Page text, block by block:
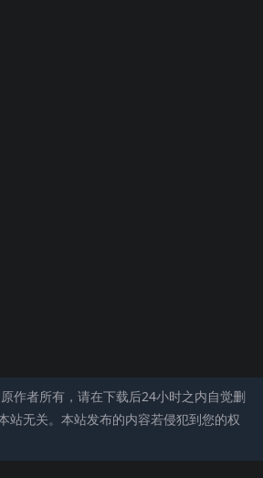
作者所有，请在下载后24小时之内自觉删
站无关。本站发布的内容若侵犯到您的权